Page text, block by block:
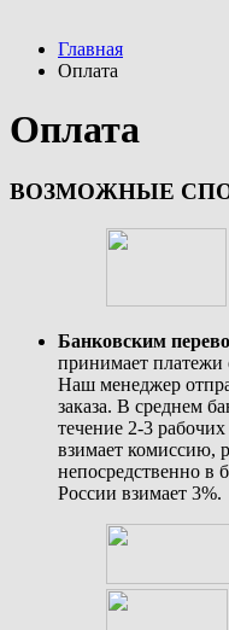
Главная
Оплата
Оплата
ВОЗМОЖНЫЕ
Банковским
принимает платежи
Наш менеджер
заказа. В среднем
течение 2-3
взимает комиссию,
непосредственно в
России взимает 3%.